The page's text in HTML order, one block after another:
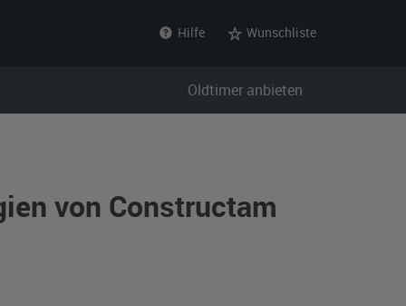
Hilfe Wunschliste
Oldtimer anbieten
von Constructam